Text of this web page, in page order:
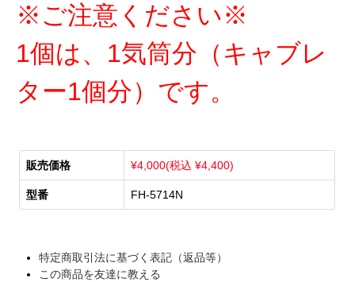
※ご注意ください※
1個は、1気筒分（キャブレ
ター1個分）です。
販売価格 ¥4,000(税込 ¥4,400)
型番 FH-5714N
特定商取引法に基づく表記（返品等）
この商品を友達に教える